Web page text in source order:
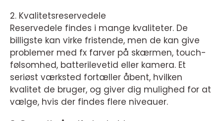
2. Kvalitetsreservedele
Reservedele findes i mange kvaliteter. De
billigste kan virke fristende, men de kan give
problemer med fx farver på skærmen, touch-
følsomhed, batterilevetid eller kamera. Et
seriøst værksted fortæller åbent, hvilken
kvalitet de bruger, og giver dig mulighed for at
vælge, hvis der findes flere niveauer.